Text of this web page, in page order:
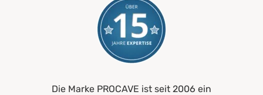
Die Marke PROCAVE ist seit 2006 ein